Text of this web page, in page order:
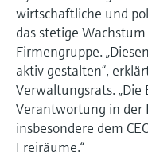
Device Viewer
Produktspezifische
Dokumente finden
Ersatzteilsuche
Ersatzteile anhand von
Bestellcode oder
Füllstandsmessung
Füllstandsmessung
Alle ansehen
Analysatoren für
Aluminium & Chromat
Prozessphotometer
wirtschaftliche und
das stetige
Firmengruppe.
aktiv gestalten“,
Verwaltungsrats.
Verantwortung in der
insbesondere dem
Freiräume.“